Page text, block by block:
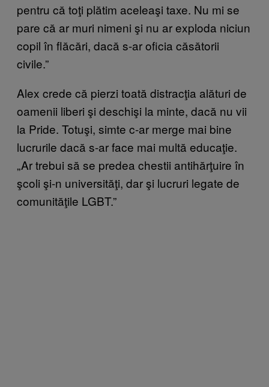
pentru că toţi plătim aceleaşi taxe. Nu mi se
pare că ar muri nimeni şi nu ar exploda niciun
copil în flăcări, dacă s-ar oficia căsătorii
civile.”
Alex crede că pierzi toată distracţia alături de
oamenii liberi şi deschişi la minte, dacă nu vii
la Pride. Totuşi, simte c-ar merge mai bine
lucrurile dacă s-ar face mai multă educaţie.
„Ar trebui să se predea chestii antihărţuire în
şcoli şi-n universităţi, dar şi lucruri legate de
comunităţile LGBT.”